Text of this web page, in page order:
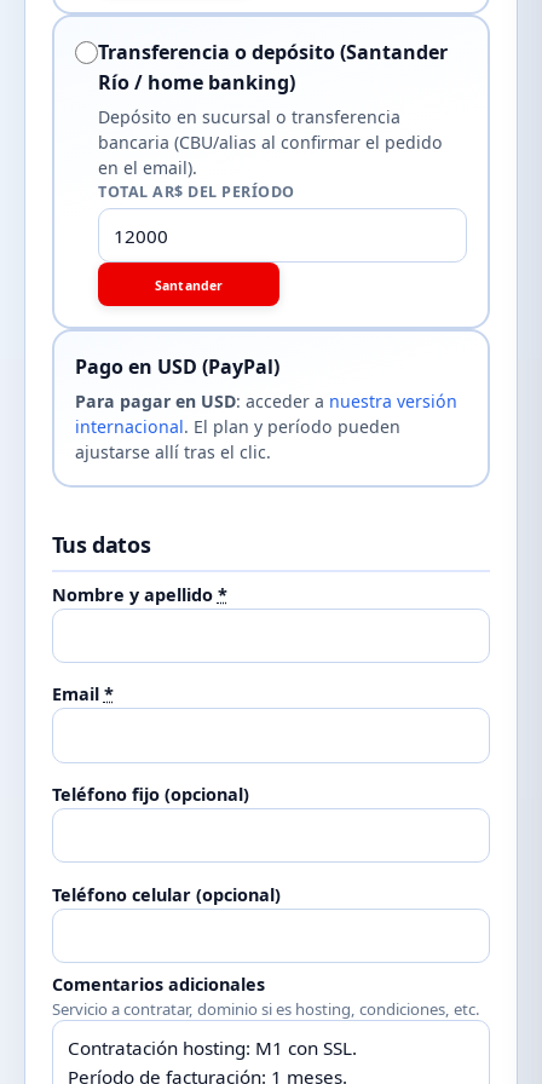
Transferencia o depósito (Santander
Río / home banking)
Depósito en sucursal o transferencia
bancaria (CBU/alias al confirmar el pedido
en el email).
TOTAL AR$ DEL PERÍODO
Santander
Pago en USD (PayPal)
Para pagar en USD: acceder a nuestra versión
internacional. El plan y período pueden
ajustarse allí tras el clic.
Tus datos
Nombre y apellido *
Email *
Teléfono fijo (opcional)
Teléfono celular (opcional)
Comentarios adicionales
Servicio a contratar, dominio si es hosting, condiciones, etc.